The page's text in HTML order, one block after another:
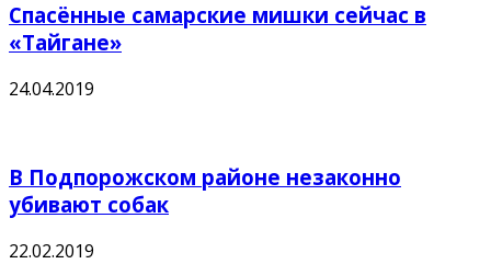
Спасённые самарские мишки сейчас в
«Тайгане»
24.04.2019
В Подпорожском районе незаконно
убивают собак
22.02.2019